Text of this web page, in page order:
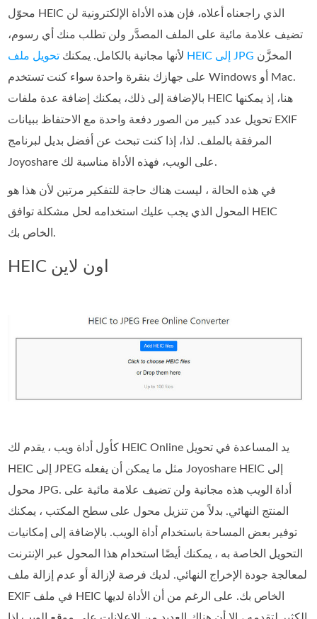
محوّل HEIC الذي راجعناه أعلاه، فإن هذه الأداة الإلكترونية لن
تضيف علامة مائية على الملف المصدَّر ولن تطلب منك أي رسوم،
لأنها مجانية بالكامل. يمكنك
تحويل ملف HEIC إلى JPG
على جهازك بنقرة واحدة سواء كنت تستخدم Windows أو Mac.
بالإضافة إلى ذلك، يمكنك إضافة عدة ملفات HEIC هنا، إذ يمكنها
تحويل عدد كبير من الصور دفعة واحدة مع الاحتفاظ ببيانات EXIF
المرفقة بالملف. لذا، إذا كنت تبحث عن أفضل بديل لبرنامج
Joyoshare على الويب، فهذه الأداة مناسبة لك.
في هذه الحالة ، ليست هناك حاجة للتفكير مرتين لأن هذا هو
المحول الذي يجب عليك استخدامه لحل مشكلة توافق HEIC
الخاص بك.
HEIC اون لاين
كأول أداة ويب ، يقدم لك HEIC Online يد المساعدة في تحويل
HEIC إلى JPEG مثل ما يمكن أن يفعله Joyoshare HEIC إلى
محول JPG. أداة الويب هذه مجانية ولن تضيف علامة مائية على
المنتج النهائي. بدلاً من تنزيل محول على سطح المكتب ، يمكنك
توفير بعض المساحة باستخدام أداة الويب. بالإضافة إلى إمكانيات
التحويل الخاصة به ، يمكنك أيضًا استخدام هذا المحول عبر الإنترنت
لمعالجة جودة الإخراج النهائي. لديك فرصة لإزالة أو عدم إزالة ملف
EXIF في ملف HEIC الخاص بك. على الرغم من أن الأداة لديها